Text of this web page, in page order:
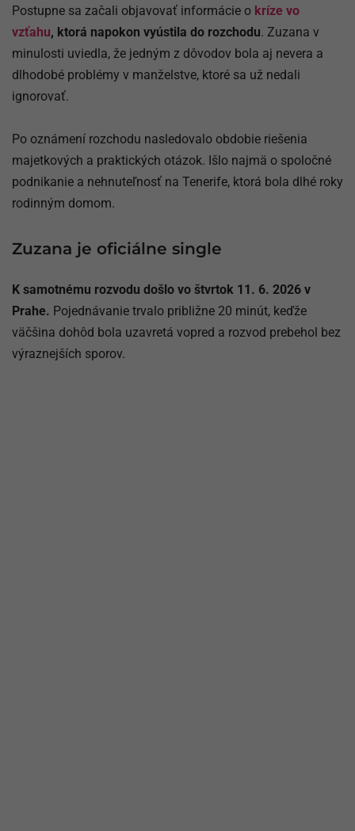
Postupne sa začali objavovať informácie o kríze vo
vzťahu, ktorá napokon vyústila do rozchodu. Zuzana v
minulosti uviedla, že jedným z dôvodov bola aj nevera a
dlhodobé problémy v manželstve, ktoré sa už nedali
ignorovať.
Po oznámení rozchodu nasledovalo obdobie riešenia
majetkových a praktických otázok. Išlo najmä o spoločné
podnikanie a nehnuteľnosť na Tenerife, ktorá bola dlhé roky
rodinným domom.
Zuzana je oficiálne single
K samotnému rozvodu došlo vo štvrtok 11. 6. 2026 v
Prahe. Pojednávanie trvalo približne 20 minút, keďže
väčšina dohôd bola uzavretá vopred a rozvod prebehol bez
výraznejších sporov.